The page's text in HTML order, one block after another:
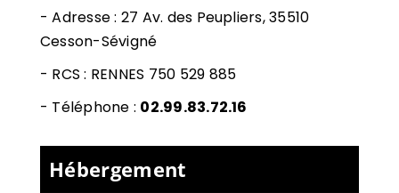
-Adresse : 27 Av. des Peupliers, 35510
Cesson-Sévigné
- RCS : RENNES 750 529 885
- Téléphone : 02.99.83.72.16
Hébergement